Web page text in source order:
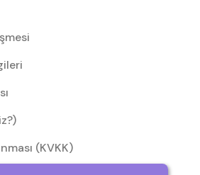
(KVKK)